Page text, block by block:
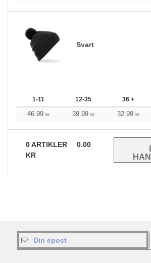
Svart
1-11 12-35 36 +
46.99 kr 39.99 kr 32.99 kr
0ARTIKLER
0.00
KR